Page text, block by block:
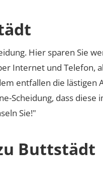
Hier sparen Sie
Internet und Telefon,
entfallen die lästigen
Scheidung, dass diese
Sie!"
Buttstädt